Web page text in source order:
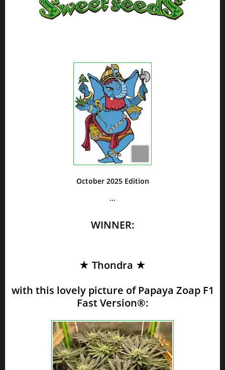
October 2025 Edition
...
WINNER:
★ Thondra ★
with this lovely picture of Papaya Zoap F1
Fast Version®: